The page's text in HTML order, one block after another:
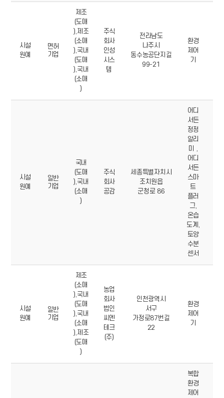
시설
원예
면허
기업
제조
(도매
),제조
(소매
),국내
(도매
),국내
(소매
)
주식
회사
인성
시스
템
전라남도
나주시
동수농공단지길
99-21
환경
제어
기
시설
원예
일반
기업
국내
(도매
),국내
(소매
)
주식
회사
공감
세종특별자치시
조치원읍
군청로 86
어디
서든
정정
알리
미 ,
어디
서든
스마
트
플러
그,
온습
도계,
토양
수분
센서
시설
원예
일반
기업
제조
(소매
),국내
(도매
),국내
(소매
),제조
(도매
)
농업
회사
법인
씨엔
테크
(주)
인천광역시
서구
가정로87번길
22
환경
제어
기
복합
환경
제어